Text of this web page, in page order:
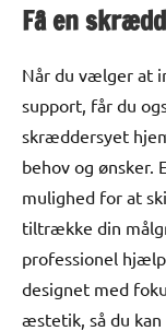
Få en
Når du vælger at
support, får du
skræddersyet
behov og ønsker.
mulighed for at
tiltrække din
professionel
designet med
æstetik, så du